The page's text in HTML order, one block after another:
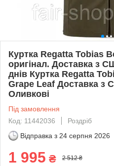
Куртка Regatta Tobias
оригінал. Доставка з
днів Куртка Regatta
Grape Leaf Доставка з
Оливкові
Під замовлення
Код: 11442036
Роздріб
Відправка з 24 серпня 2026
1 995 ₴ 2 512 ₴